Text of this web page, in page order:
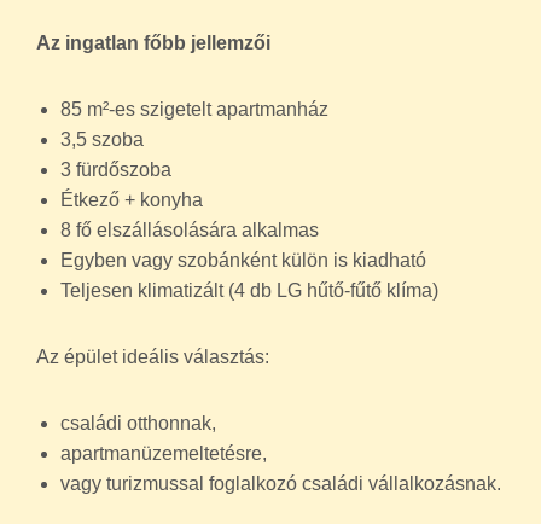
Az ingatlan főbb jellemzői
85 m²-es szigetelt apartmanház
3,5 szoba
3 fürdőszoba
Étkező + konyha
8 fő elszállásolására alkalmas
Egyben vagy szobánként külön is kiadható
Teljesen klimatizált (4 db LG hűtő-fűtő klíma)
Az épület ideális választás:
családi otthonnak,
apartmanüzemeltetésre,
vagy turizmussal foglalkozó családi vállalkozásnak.